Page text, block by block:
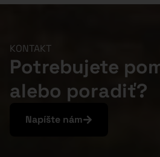
KONTAKT
Potrebujete
alebo poradiť?
Napíšte nám